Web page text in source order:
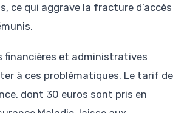
ce qui aggrave la fracture d’accès
financières et administratives
à ces problématiques. Le tarif de
dont 30 euros sont pris en